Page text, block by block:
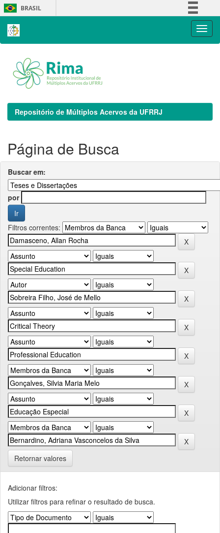
Skip
navigation
BRASIL
Repositório de Múltiplos Acervos da UFRRJ
Página de Busca
Buscar em:
por
Filtros correntes:
Retornar valores
Adicionar filtros:
Utilizar filtros para refinar o resultado de busca.